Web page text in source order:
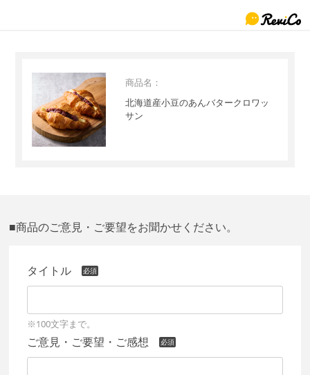
商品名：
北海道産小豆のあんバタークロワッ
サン
■商品のご意見・ご要望をお聞かせください。
タイトル
※100文字まで。
ご意見・ご要望・ご感想